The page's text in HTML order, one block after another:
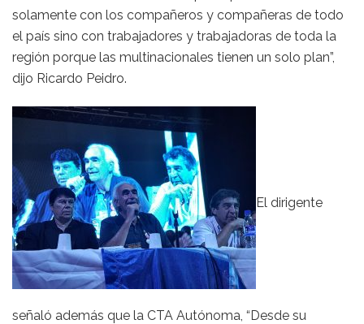
solamente con los compañeros y compañeras de todo
el país sino con trabajadores y trabajadoras de toda la
región porque las multinacionales tienen un solo plan”,
dijo Ricardo Peidro.
El dirigente
señaló además que la CTA Autónoma, “Desde su